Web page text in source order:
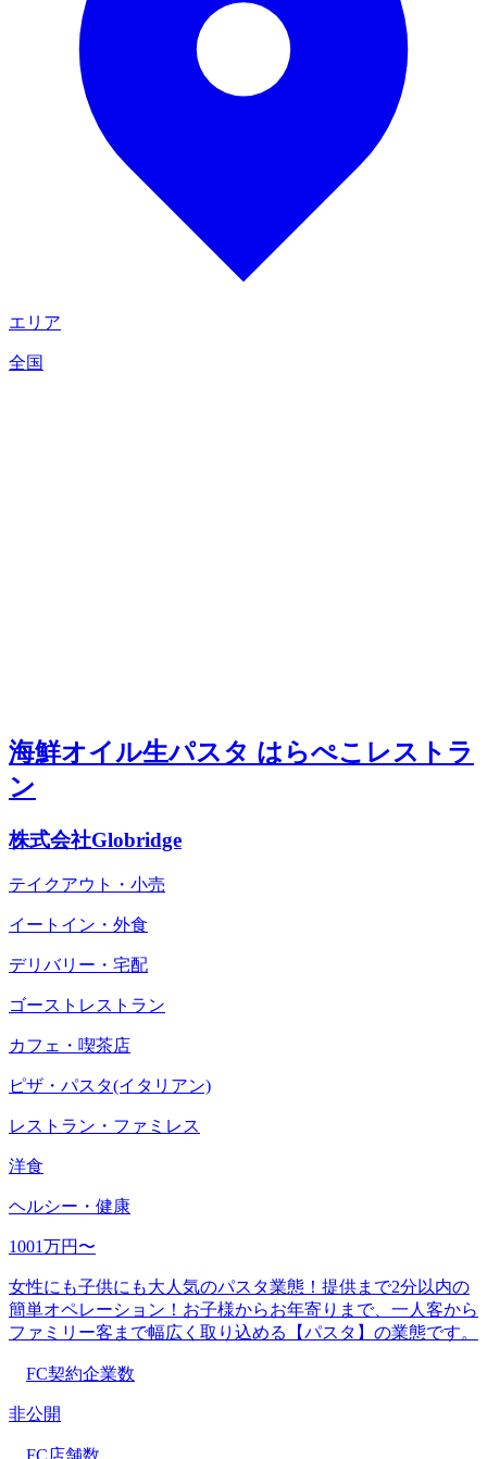
エリア
全国
海鮮オイル生パスタ はらぺこレストラ
ン
株式会社Globridge
テイクアウト・小売
イートイン・外食
デリバリー・宅配
ゴーストレストラン
カフェ・喫茶店
ピザ・パスタ(イタリアン)
レストラン・ファミレス
洋食
ヘルシー・健康
1001万円〜
女性にも子供にも大人気のパスタ業態！提供まで2分以内の
簡単オペレーション！お子様からお年寄りまで、一人客から
ファミリー客まで幅広く取り込める【パスタ】の業態です。
FC契約企業数
非公開